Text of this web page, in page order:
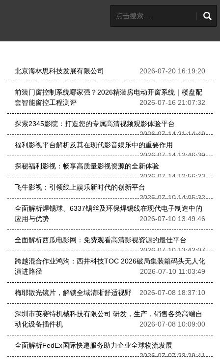
北京海林思科技发展有限公司 2026-07-20 16:19:20
前装门窗控制系统哪家强？2026精装房电动开窗系统｜楼盘配
套智能窗控工程测评
2026-07-16 21:07:32
探索2345影院：打造您的专属高清视频观影体验平台
2026-07-14 21:14:49
福利影视平台解析及其在现代影音娱乐中的重要作用
2026-07-14 12:46:39
探秘福利影视：畅享高质量影视资源的全新体验
2026-07-14 12:56:23
飞牛影视：引领线上娱乐新时代的创新平台
2026-07-10 14:05:32
全面解析焊锡球、6337锡丝及环保焊锡线在现代电子制造中的
应用与优势
2026-07-10 13:49:46
全面解析西瓜电影网：免费观看高清影视资源的最佳平台
2026-07-10 13:42:07
跨越混合作业鸿沟：西井科技TOC 2026破局集装箱码头无人化
演进路径
2026-07-10 11:03:49
梅耶散光镜片，解锁全域清晰舒适视野 2026-07-08 18:37:10
深圳市英赛特机械科技有限公司 研发，生产，销售各类高端自
动化设备插件机
2026-07-08 10:09:00
全面解析FedEx国际快递服务助力企业全球物流发展
2026-07-07 23:29:41